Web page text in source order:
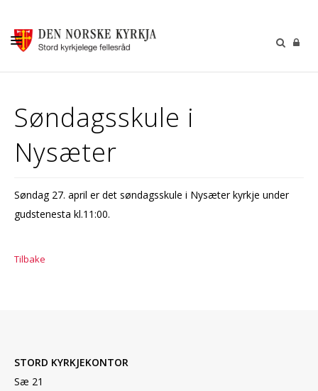
GUDSTENESTER
DÅP VIGSEL GRAVFERD
BARN OG UNGDOM
SOKNERÅDA
INFORMASJON
Søndagsskule i
Nysæter
Søndag 27. april er det søndagsskule i Nysæter kyrkje under
gudstenesta kl.11:00.
Tilbake
STORD KYRKJEKONTOR
Sæ 21